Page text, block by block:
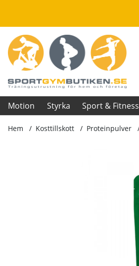
Motion Styrka Sport & Fitness
Hem Kosttillskott Proteinpulver